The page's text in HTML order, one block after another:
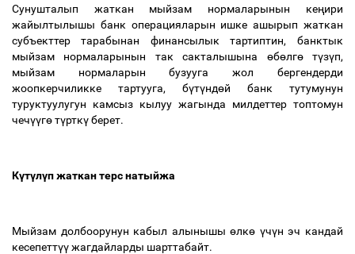
Сунушталып жаткан мыйзам нормаларынын кеңири
жайылтылышы банк операцияларын ишке ашырып жаткан
субъекттер тарабынан финансылык тартиптин, банктык
мыйзам нормаларынын так сакталышына өбөлгөтүзүп,
мыйзам нормаларын бузууга жол бергендерди
жоопкерчиликке тартууга, бүтүндөй банк тутумунун
туруктуулугун камсыз кылуу жагында милдеттер топтомун
чечүүгөтүрткүберет.
Күтүлүп жаткан терс натыйжа
Мыйзам долбоорунун кабыл алынышыөлкө үчүн эч кандай
кесепеттүүжагдайларды шарттабайт.